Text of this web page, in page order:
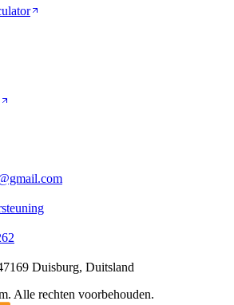
Duisburg, Duitsland
Alle rechten voorbehouden.